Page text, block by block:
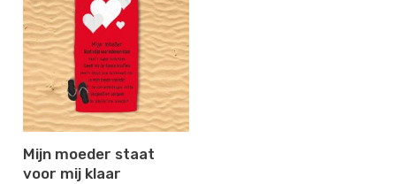
Mijn moeder staat
voor mij klaar